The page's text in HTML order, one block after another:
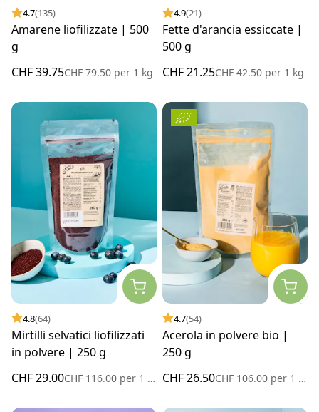
4.7(135)
Amarene liofilizzate | 500
g
CHF 39.75CHF 79.50 per 1 kg
4.9(21)
Fette d'arancia essiccate |
500 g
CHF 21.25CHF 42.50 per 1 kg
4.8(64)
Mirtilli selvatici liofilizzati
in polvere | 250 g
CHF 29.00CHF 116.00 per 1 kg
4.7(54)
Acerola in polvere bio |
250 g
CHF 26.50CHF 106.00 per 1 kg